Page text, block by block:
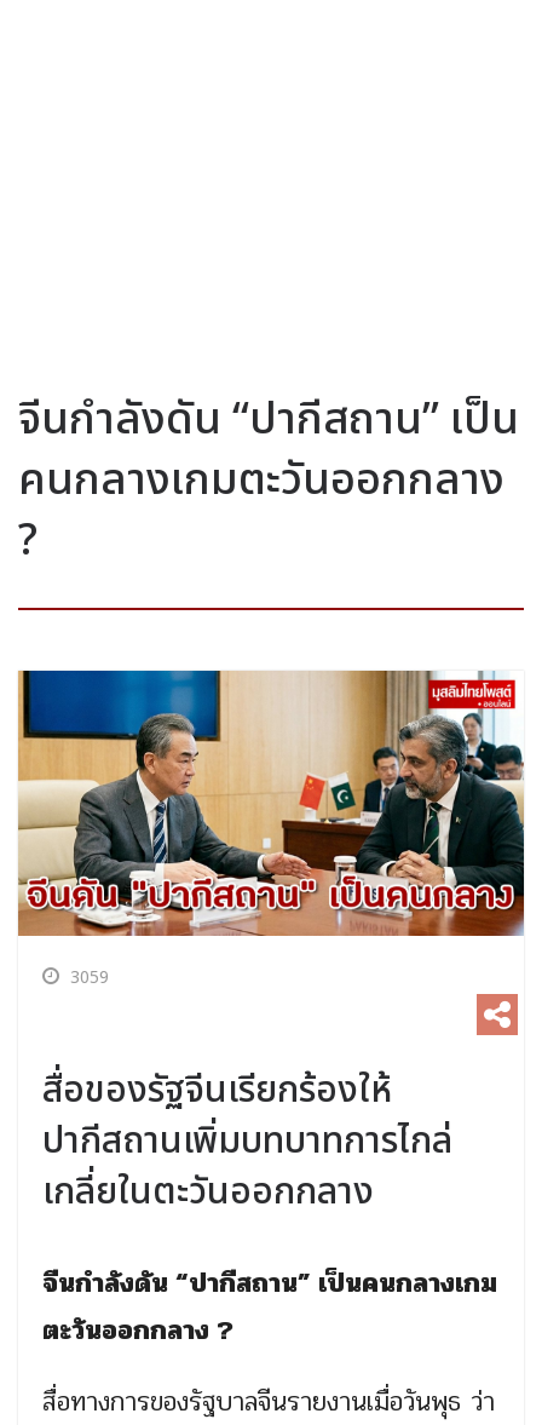
จีนกำลังดัน “ปากีสถาน” เป็น
คนกลางเกมตะวันออกกลาง
?
3059
สื่อของรัฐจีนเรียกร้องให้
ปากีสถานเพิ่มบทบาทการไกล่
เกลี่ยในตะวันออกกลาง
จีนกำลังดัน “ปากีสถาน” เป็นคนกลางเกม
ตะวันออกกลาง ?
สื่อทางการของรัฐบาลจีนรายงานเมื่อวันพุธ ว่า